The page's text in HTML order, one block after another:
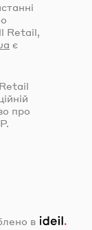
Retail,
є
про
в ideil.